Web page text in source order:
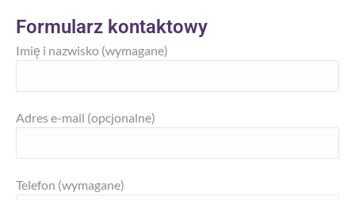
Formularz kontaktowy
Imię i nazwisko (wymagane)
Adres e-mail (opcjonalne)
Telefon (wymagane)